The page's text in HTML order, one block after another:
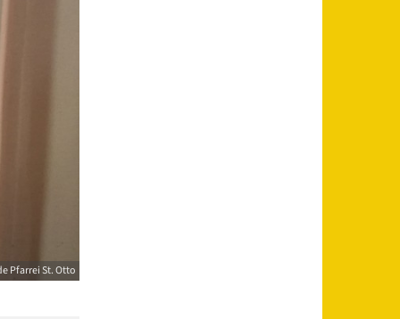
Pfarrei St. Otto